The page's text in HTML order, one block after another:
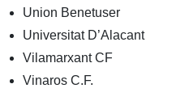
Union Benetuser
Universitat D’Alacant
Vilamarxant CF
Vinaros C.F.